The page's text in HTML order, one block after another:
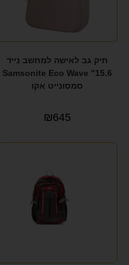
תיק גב לאישה למחשב נייד
15.6" Samsonite Eco Wave
סמסונייט אקו
₪645